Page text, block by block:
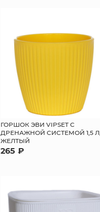
ГОРШОК ЭВИ VIPSET С
ДРЕНАЖНОЙ СИСТЕМОЙ 1,5 Л,
ЖЕЛТЫЙ
265 ₽